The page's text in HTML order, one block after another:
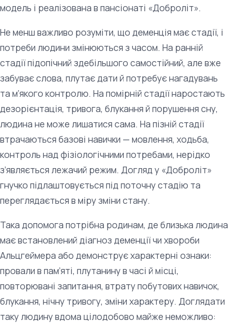
модель і реалізована в пансіонаті «Доброліт».
Не менш важливо розуміти, що деменція має стадії, і
потреби людини змінюються з часом. На ранній
стадії підопічний здебільшого самостійний, але вже
забуває слова, плутає дати й потребує нагадувань
та м’якого контролю. На помірній стадії наростають
дезорієнтація, тривога, блукання й порушення сну,
людина не може лишатися сама. На пізній стадії
втрачаються базові навички — мовлення, ходьба,
контроль над фізіологічними потребами, нерідко
з’являється лежачий режим. Догляд у «Доброліт»
гнучко підлаштовується під поточну стадію та
переглядається в міру зміни стану.
Така допомога потрібна родинам, де близька людина
має встановлений діагноз деменції чи хвороби
Альцгеймера або демонструє характерні ознаки:
провали в пам’яті, плутанину в часі й місці,
повторювані запитання, втрату побутових навичок,
блукання, нічну тривогу, зміни характеру. Доглядати
таку людину вдома цілодобово майже неможливо: